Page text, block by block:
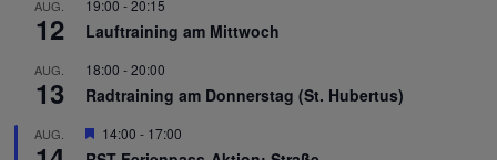
AUG.
12
19:00 -20:15
Lauftraining am Mittwoch
AUG.
13
18:00 -20:00
Radtraining am Donnerstag (St. Hubertus)
AUG. Hervorgehoben
14:00 - 17:00